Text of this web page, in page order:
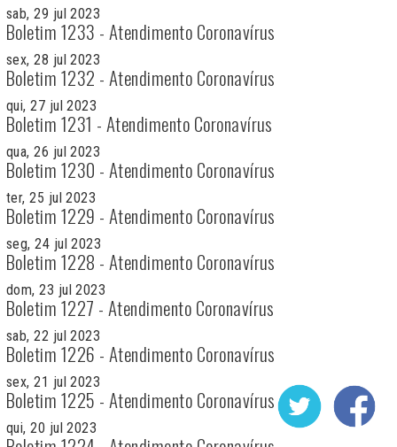
sab, 29 jul 2023
Boletim 1233 - Atendimento Coronavírus
sex, 28 jul 2023
Boletim 1232 - Atendimento Coronavírus
qui, 27 jul 2023
Boletim 1231 - Atendimento Coronavírus
qua, 26 jul 2023
Boletim 1230 - Atendimento Coronavírus
ter, 25 jul 2023
Boletim 1229 - Atendimento Coronavírus
seg, 24 jul 2023
Boletim 1228 - Atendimento Coronavírus
dom, 23 jul 2023
Boletim 1227 - Atendimento Coronavírus
sab, 22 jul 2023
Boletim 1226 - Atendimento Coronavírus
sex, 21 jul 2023
Boletim 1225 - Atendimento Coronavírus
qui, 20 jul 2023